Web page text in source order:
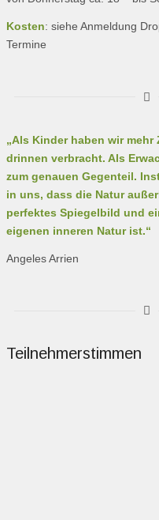
Kosten: siehe Anmeldung
Termine
„Als Kinder haben wir mehr
drinnen verbracht. Als
zum genauen Gegenteil.
in uns, dass die Natur
perfektes Spiegelbild und
eigenen inneren Natur ist.“
Angeles Arrien
Teilnehmerstimmen